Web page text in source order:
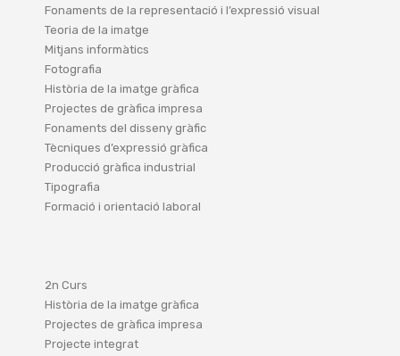
Fonaments de la representació i l’expressió visual
Teoria de la imatge
Mitjans informàtics
Fotografia
Història de la imatge gràfica
Projectes de gràfica impresa
Fonaments del disseny gràfic
Tècniques d’expressió gràfica
Producció gràfica industrial
Tipografia
Formació i orientació laboral
2n Curs
Història de la imatge gràfica
Projectes de gràfica impresa
Projecte integrat